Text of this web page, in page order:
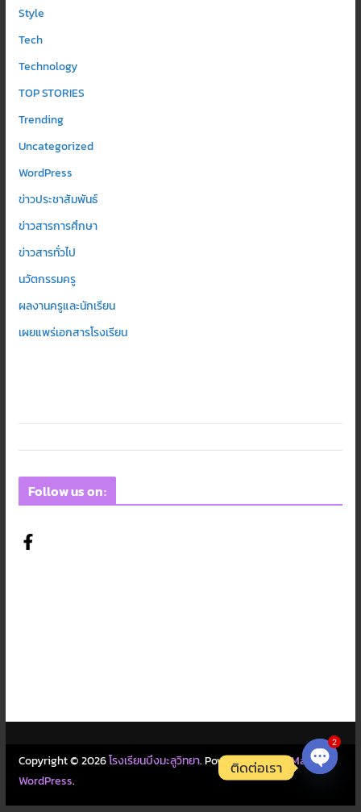
Style
Tech
Technology
TOP STORIES
Trending
Uncategorized
WordPress
ข่าวประชาสัมพันธ์
ข่าวสารการศึกษา
ข่าวสารทั่วไป
นวัตกรรมครู
ผลงานครูและนักเรียน
เผยแพร่เอกสารโรงเรียน
Follow us on:
Copyright © 2026โรงเรียนบึงมะลูวิทยา. Powered byColorMagand
WordPress.
ติดต่อเรา
2